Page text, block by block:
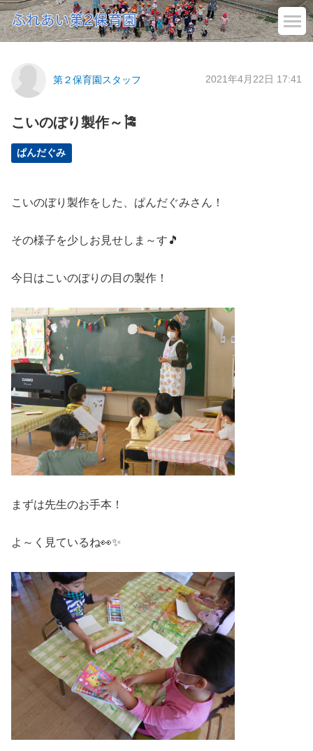
第２保育園スタッフ 2021年4月22日 17:41
こいのぼり製作～🎏
ぱんだぐみ
こいのぼり製作をした、ぱんだぐみさん！
その様子を少しお見せしま～す🎵
今日はこいのぼりの目の製作！
まずは先生のお手本！
よ～く見ているね👀✨